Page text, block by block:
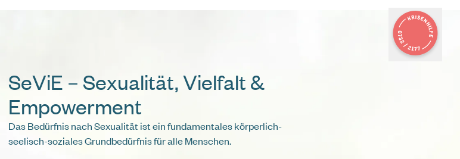
SeViE – Sexualität, Vielfalt &
Empowerment
Das Bedürfnis nach Sexualität ist ein fundamentales körperlich-
seelisch-soziales Grundbedürfnis für alle Menschen.